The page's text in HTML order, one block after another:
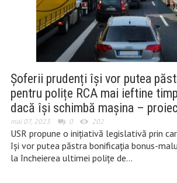
Șoferii prudenți își vor putea
pentru polițe RCA mai ieftine
dacă își schimbă mașina –
mai 07, 2023 0 202
USR propune o inițiativă legislativă prin
își vor putea păstra bonificația bonus-
la încheierea ultimei polițe de…